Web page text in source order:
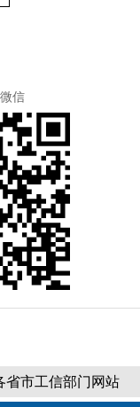
信
省市工信部门网站